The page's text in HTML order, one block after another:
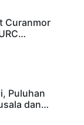
Puluhan
dan…